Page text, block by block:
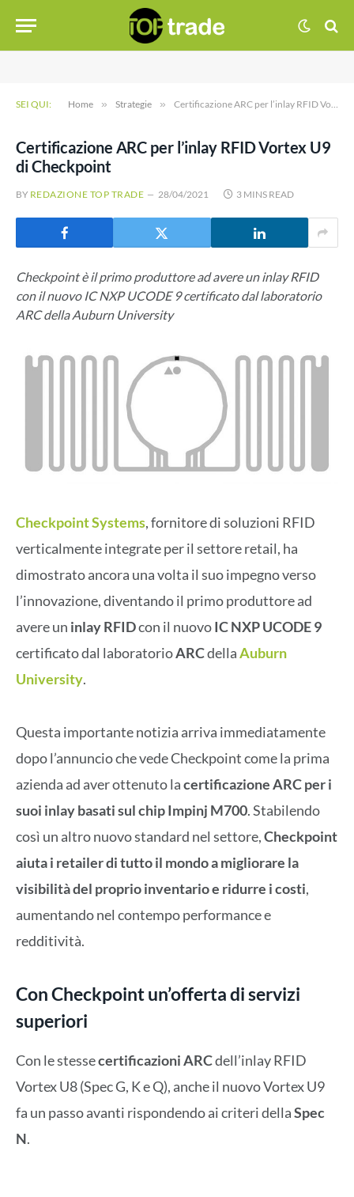
SEI QUI: Home » Strategie » Certificazione ARC per l’inlay RFID Vortex U9 di Checkpoint
Certificazione ARC per l’inlay RFID Vortex U9
di Checkpoint
BY REDAZIONE TOP TRADE 28/04/2021 3 MINS READ
Checkpoint è il primo produttore ad avere un inlay RFID
con il nuovo IC NXP UCODE 9 certificato dal laboratorio
ARC della Auburn University
Checkpoint Systems, fornitore di soluzioni RFID
verticalmente integrate per il settore retail, ha
dimostrato ancora una volta il suo impegno verso
l’innovazione, diventando il primo produttore ad
avere un inlay RFIDcon il nuovoIC NXP UCODE 9
certificato dal laboratorioARCdellaAuburn
University.
Questa importante notizia arriva immediatamente
dopo l’annuncio che vede Checkpoint come la prima
azienda ad aver ottenuto lacertificazione ARC per i
suoi inlay basati sul chip Impinj M700. Stabilendo
così un altro nuovo standard nel settore,Checkpoint
aiuta i retailer di tutto il mondo a migliorare la
visibilità del proprio inventario e ridurre i costi,
aumentando nel contempo performance e
redditività.
Con Checkpoint un’offerta di servizi
superiori
Con le stessecertificazioni ARCdell’inlay RFID
Vortex U8 (Spec G, K e Q), anche il nuovo Vortex U9
fa un passo avanti rispondendo ai criteri dellaSpec
N.